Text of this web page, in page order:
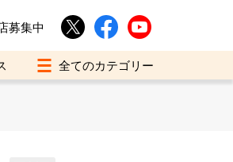
募集中